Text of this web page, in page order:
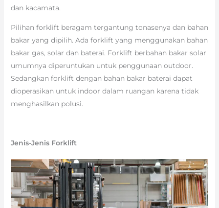
dan kacamata.
Pilihan forklift beragam tergantung tonasenya dan bahan
bakar yang dipilih. Ada forklift yang menggunakan bahan
bakar gas, solar dan baterai. Forklift berbahan bakar solar
umumnya diperuntukan untuk penggunaan outdoor.
Sedangkan forklift dengan bahan bakar baterai dapat
dioperasikan untuk indoor dalam ruangan karena tidak
menghasilkan polusi.
Jenis-Jenis Forklift